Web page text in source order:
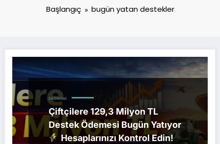
Başlangıç bugün yatan destekler
EKONOMI
Çiftçilere 129,3 Milyon TL
Destek Ödemesi Bugün Yatıyor
Hesaplarınızı Kontrol Edin!